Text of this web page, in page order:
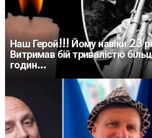
Наш Герой!!! Йому навіки 23
Витримав бій тривалістю
годин…